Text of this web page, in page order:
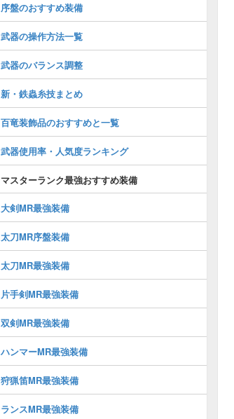
序盤のおすすめ装備
武器の操作方法一覧
武器のバランス調整
新・鉄蟲糸技まとめ
百竜装飾品のおすすめと一覧
武器使用率・人気度ランキング
マスターランク最強おすすめ装備
大剣MR最強装備
太刀MR序盤装備
太刀MR最強装備
片手剣MR最強装備
双剣MR最強装備
ハンマーMR最強装備
狩猟笛MR最強装備
ランスMR最強装備